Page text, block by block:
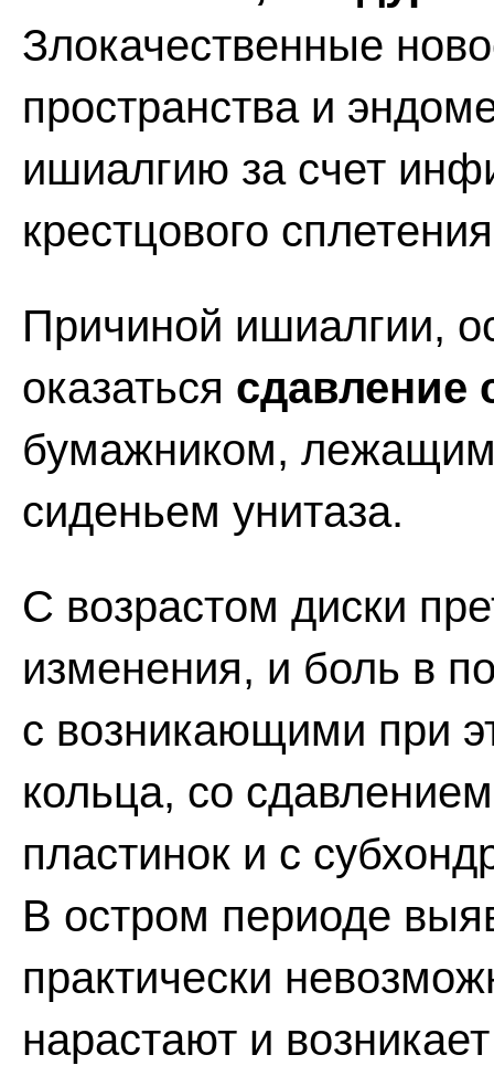
Злокачественные
пространства и
ишиалгию за счет
крестцового
Причиной ишиалгии,
оказаться сдавление
бумажником,
сиденьем унитаза.
С возрастом диски
изменения, и боль в
с возникающими при
кольца, со
пластинок и с
В остром периоде
практически
нарастают и